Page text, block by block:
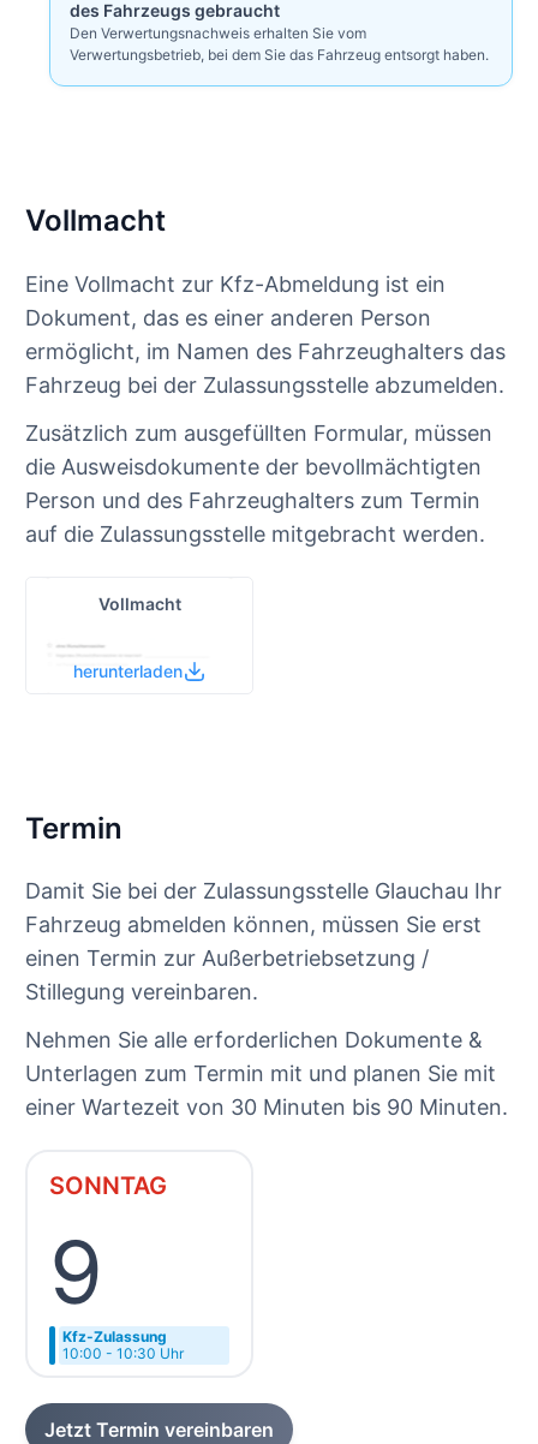
des Fahrzeugs gebraucht
Den Verwertungsnachweis erhalten Sie vom
Verwertungsbetrieb, bei dem Sie das Fahrzeug entsorgt haben.
Vollmacht
Eine Vollmacht zur Kfz-Abmeldung ist ein
Dokument, das es einer anderen Person
ermöglicht, im Namen des Fahrzeughalters das
Fahrzeug bei der Zulassungsstelle abzumelden.
Zusätzlich zum ausgefüllten Formular, müssen
die Ausweisdokumente der bevollmächtigten
Person und des Fahrzeughalters zum Termin
auf die Zulassungsstelle mitgebracht werden.
Vollmacht
herunterladen
Termin
Damit Sie bei der Zulassungsstelle Glauchau Ihr
Fahrzeug abmelden können, müssen Sie erst
einen Termin zur Außerbetriebsetzung /
Stillegung vereinbaren.
Nehmen Sie alle erforderlichen Dokumente &
Unterlagen zum Termin mit und planen Sie mit
einer Wartezeit von 30 Minuten bis 90 Minuten.
SONNTAG
9
Kfz-Zulassung
10:00 - 10:30 Uhr
Jetzt Termin vereinbaren